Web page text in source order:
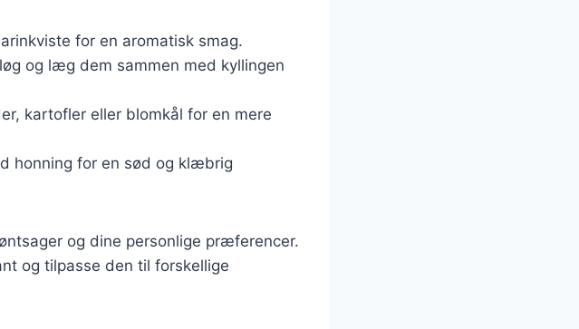
for en aromatisk smag.
og læg dem sammen med kyllingen
kartofler eller blomkål for en mere
honning for en sød og klæbrig
og dine personlige præferencer.
og tilpasse den til forskellige